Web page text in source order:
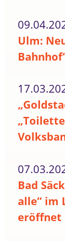
Ulm:
Bad
alle“ im
eröffnet